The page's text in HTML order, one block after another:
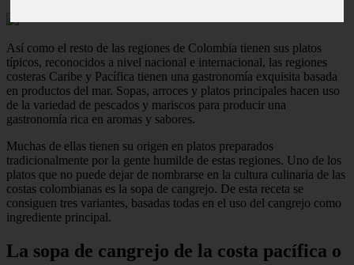
Así como el resto de las regiones de Colombia tienen sus platos
típicos, reconocidos a nivel nacional e internacional, las regiones
costeras Caribe y Pacífica tienen una gastronomía exquisita basada
en productos del mar. Sopas, arroces y platos principales hacen uso
de la variedad de pescados y mariscos para producir una
gastronomía rica en aromas y sabores.
Muchas de ellas tienen su origen en platos preparados
tradicionalmente por la gente humilde de estas regiones. Uno de los
platos que no puede dejar de nombrarse en la cultura culinaria de las
costas colombianas es la sopa de cangrejo. De esta receta se
consiguen tres variantes, basadas todas en el uso del cangrejo como
ingrediente principal.
La sopa de cangrejo de la costa pacífica o